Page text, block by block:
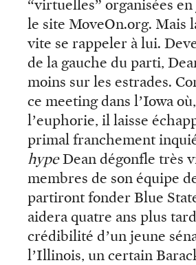
“virtuelles” organisées
le site MoveOn.org. Mais
vite se rappeler à lui.
de la gauche du parti,
moins sur les estrades.
ce meeting dans l’Iowa
l’euphorie, il laisse
primal franchement
hypeDean dégonfle très
membres de son équipe
partiront fonder Blue
aidera quatre ans plus
crédibilité d’un jeune
l’Illinois, un certain